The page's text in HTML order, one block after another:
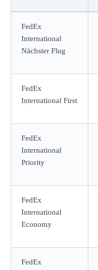
FedEx
International
Nächster Flug
FedEx
International First
FedEx
International
Priority
FedEx
International
Economy
FedEx